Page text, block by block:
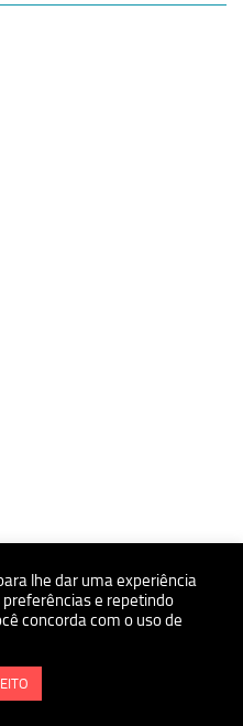
de Dados Pessoais
da USP Polo Ribeirão Preto
lhe dar uma experiência
e repetindo
concorda com o uso de